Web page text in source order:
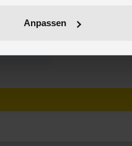
Anpassen